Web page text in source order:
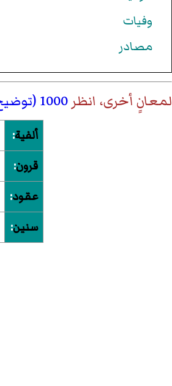
وفيات
مصادر
لمعانٍ أخرى، انظر1000 (توضيح)
ألفية:
قرون:
عقود:
سنين: